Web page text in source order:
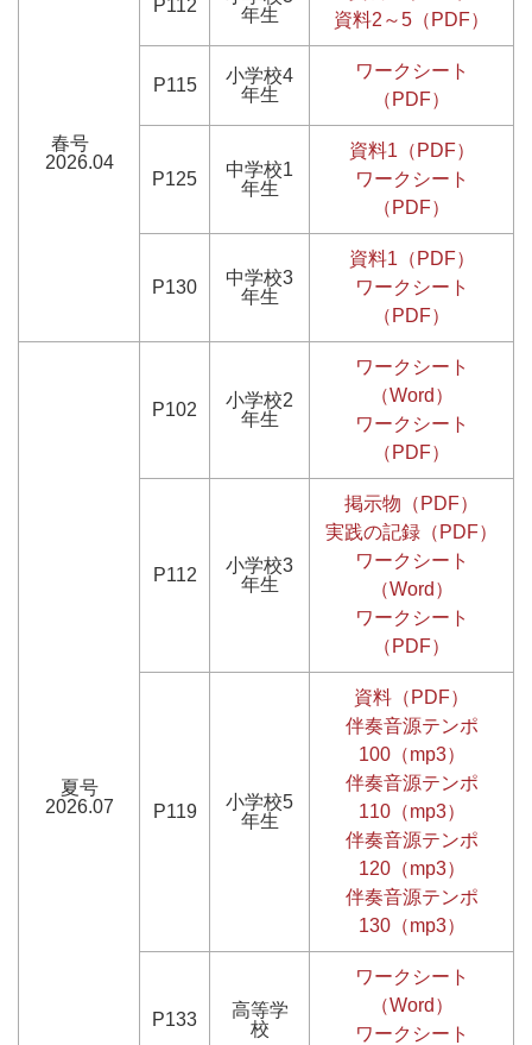
春号
2026.04
P112
年生
資料2～5（PDF）
P115
小学校4
年生
ワークシート
（PDF）
P125
中学校1
年生
資料1（PDF）
ワークシート
（PDF）
P130
中学校3
年生
資料1（PDF）
ワークシート
（PDF）
夏号
2026.07
P102
小学校2
年生
ワークシート
（Word）
ワークシート
（PDF）
P112
小学校3
年生
掲示物（PDF）
実践の記録（PDF）
ワークシート
（Word）
ワークシート
（PDF）
P119
小学校5
年生
資料（PDF）
伴奏音源テンポ
100（mp3）
伴奏音源テンポ
110（mp3）
伴奏音源テンポ
120（mp3）
伴奏音源テンポ
130（mp3）
P133
高等学
校
ワークシート
（Word）
ワークシート